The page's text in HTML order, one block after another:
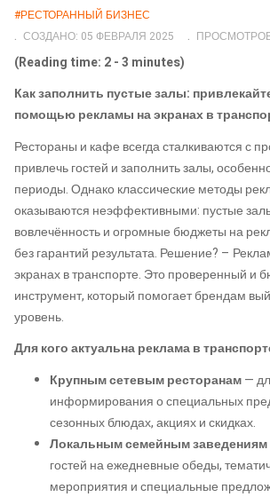
#РЕСТОРАННЫЙ БИЗНЕС
СОЗДАНО: 05 ФЕВРАЛЯ 2025
(Reading time: 2 - 3 minutes)
Как заполнить пустые залы:
помощью рекламы на экранах в
Рестораны и кафе всегда сталкиваются с
привлечь гостей и заполнить залы,
периоды. Однако классические методы
оказываются неэффективными: пустые
вовлечённость и огромные бюджеты на
без гарантий результата. Решение? –
экранах в транспорте. Это проверенный и
инструмент, который помогает брендам
уровень.
Для кого актуальна реклама в
Крупным сетевым ресторанам—
информирования о специальных
сезонных блюдах, акциях и скидках.
Локальным семейным заведениям
гостей на ежедневные обеды,
мероприятия и специальные